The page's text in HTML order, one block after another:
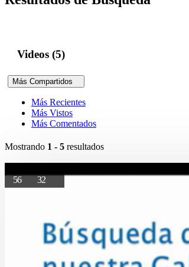
Videos (5)
Más Compartidos
Más Recientes
Más Vistos
Más Comentados
Mostrando 1 - 5 resultados
56 32